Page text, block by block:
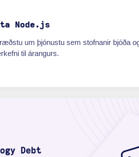
Node.js
um þjónustu sem stofnanir bjóða
til árangurs.